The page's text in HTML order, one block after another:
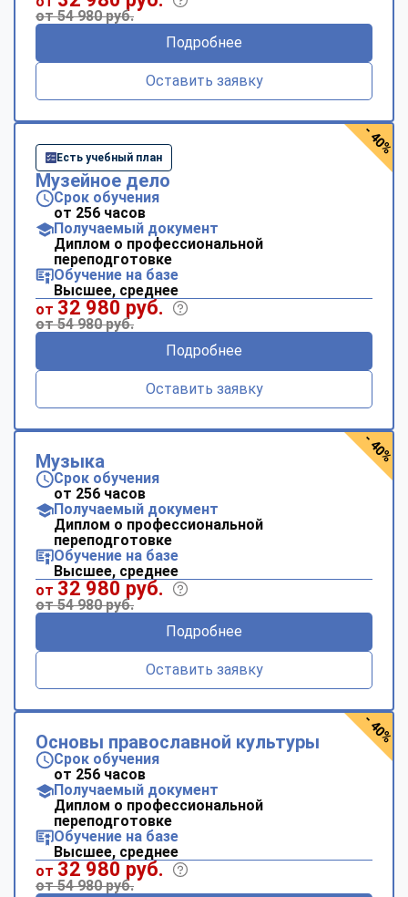
от 54 980 руб.
Подробнее
Оставить заявку
Есть учебный план
Музейное дело
Срок обучения
от 256 часов
Получаемый документ
Диплом о профессиональной
переподготовке
Обучение на базе
Высшее, среднее
от 32 980 руб.
от 54 980 руб.
Подробнее
Оставить заявку
- 40%
Музыка
Срок обучения
от 256 часов
Получаемый документ
Диплом о профессиональной
переподготовке
Обучение на базе
Высшее, среднее
от 32 980 руб.
от 54 980 руб.
Подробнее
Оставить заявку
- 40%
Основы православной культуры
Срок обучения
от 256 часов
Получаемый документ
Диплом о профессиональной
переподготовке
Обучение на базе
Высшее, среднее
от 32 980 руб.
от 54 980 руб.
- 40%